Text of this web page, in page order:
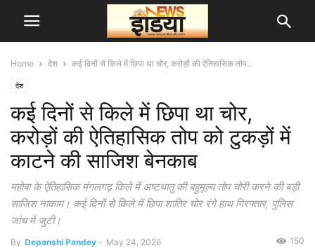
Home देश कई दिनों से किले में छिपा था चोर, करोड़ों की ऐतिहासिक तोप...
देश
कई दिनों से किले में छिपा था चोर,
करोड़ों की ऐतिहासिक तोप को टुकड़ों में
काटने की साजिश बेनकाब
महोबा के ऐतिहासिक मंगलगढ़ किले में अष्टधातु की बहुमूल्य तोप चोरी करने की बड़ी
साजिश नाकाम। कई दिनों से किले में छिपा शातिर चोर रंगे हाथ गिरफ्तार, पुलिस
जांच में जुटी।
By Depanshi Pandey - May 24, 2026 150